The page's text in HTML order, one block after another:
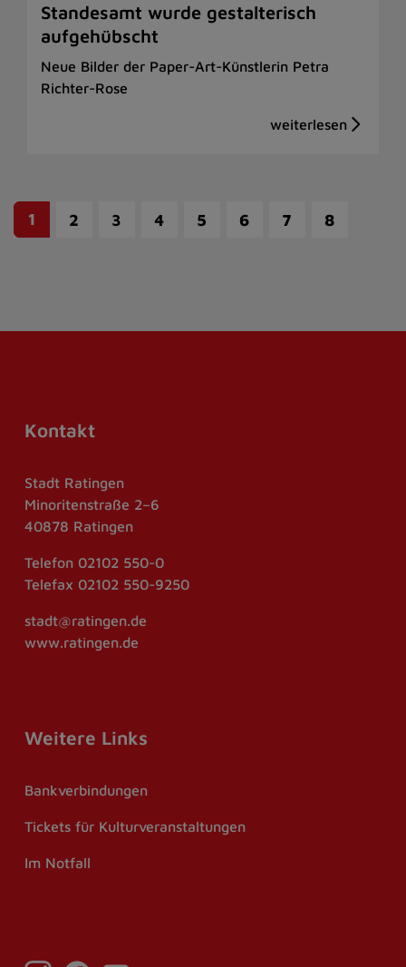
Standesamt wurde gestalterisch
aufgehübscht
Neue Bilder der Paper-Art-Künstlerin Petra
Richter-Rose
1 2 3 4 5 6 7 8
Kontakt
Stadt Ratingen
Minoritenstraße 2–6
40878 Ratingen
Telefon 02102 550-0
Telefax 02102 550-9250
stadt@ratingen.de
www.ratingen.de
Weitere Links
Bankverbindungen
Tickets für Kulturveranstaltungen
Im Notfall